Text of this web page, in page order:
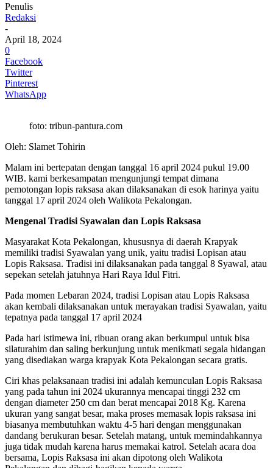
Penulis
Redaksi
-
April 18, 2024
0
Facebook
Twitter
Pinterest
WhatsApp
foto: tribun-pantura.com
Oleh: Slamet Tohirin
Malam ini bertepatan dengan tanggal 16 april 2024 pukul 19.00
WIB. kami berkesampatan mengunjungi tempat dimana
pemotongan lopis raksasa akan dilaksanakan di esok harinya yaitu
tanggal 17 april 2024 oleh Walikota Pekalongan.
Mengenal Tradisi Syawalan dan Lopis Raksasa
Masyarakat Kota Pekalongan, khususnya di daerah Krapyak
memiliki tradisi Syawalan yang unik, yaitu tradisi Lopisan atau
Lopis Raksasa. Tradisi ini dilaksanakan pada tanggal 8 Syawal, atau
sepekan setelah jatuhnya Hari Raya Idul Fitri.
Pada momen Lebaran 2024, tradisi Lopisan atau Lopis Raksasa
akan kembali dilaksanakan untuk merayakan tradisi Syawalan, yaitu
tepatnya pada tanggal 17 april 2024
Pada hari istimewa ini, ribuan orang akan berkumpul untuk bisa
silaturahim dan saling berkunjung untuk menikmati segala hidangan
yang disediakan warga krapyak Kota Pekalongan secara gratis.
Ciri khas pelaksanaan tradisi ini adalah kemunculan Lopis Raksasa
yang pada tahun ini 2024 ukurannya mencapai tinggi 232 cm
dengan diameter 250 cm dan berat mencapai 2018 Kg. Karena
ukuran yang sangat besar, maka proses memasak lopis raksasa ini
biasanya membutuhkan waktu 4-5 hari dengan menggunakan
dandang berukuran besar. Setelah matang, untuk memindahkannya
juga tidak mudah karena harus memakai katrol. Setelah acara doa
bersama, Lopis Raksasa ini akan dipotong oleh Walikota